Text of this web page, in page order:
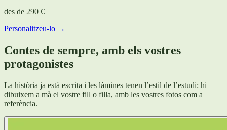
des de 290 €
Personalitzeu-lo →
Contes de sempre, amb els vostres
protagonistes
La història ja està escrita i les làmines tenen l’estil de l’estudi: hi
dibuixem a mà el vostre fill o filla, amb les vostres fotos com a
referència.